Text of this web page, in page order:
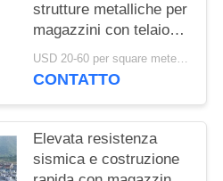
strutture metalliche per
magazzini con telaio
portale personalizzato
in Benin
USD 20-60 per square meter MOQ:1000 Mq
CONTATTO
Elevata resistenza
sismica e costruzione